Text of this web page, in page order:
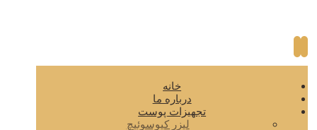
خانه
درباره ما
تجهیزات پوست
لیزر کیوسوئیچ